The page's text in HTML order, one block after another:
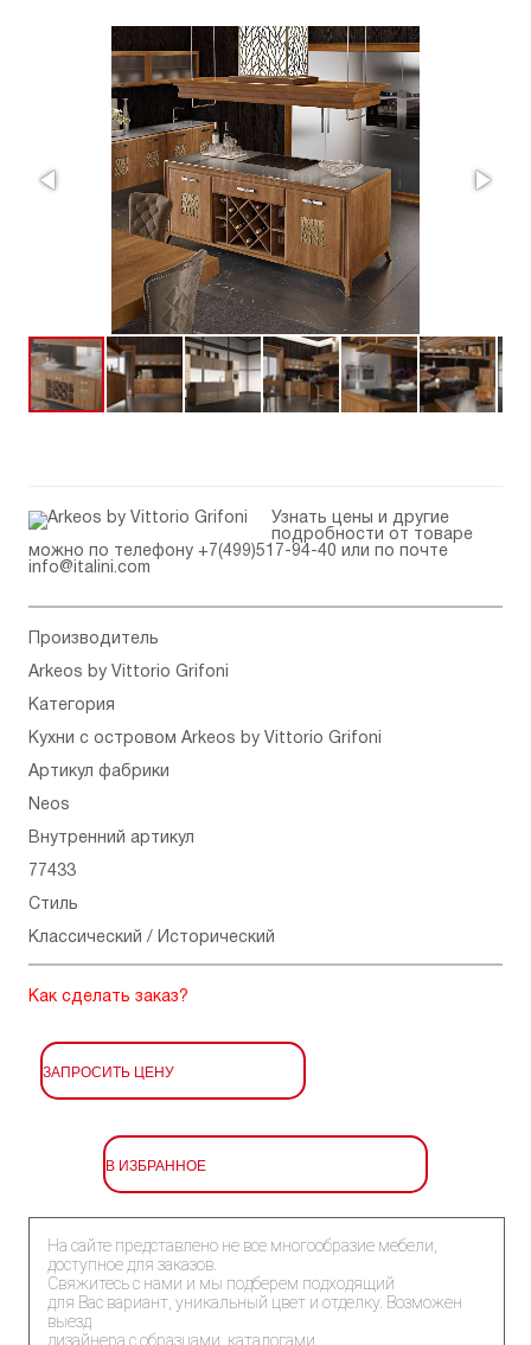
Узнать цены и другие
подробности от товаре
можно по телефону +7(499)517-94-40 или по почте
info@italini.com
Производитель
Arkeos by Vittorio Grifoni
Категория
Кухни с островом Arkeos by Vittorio Grifoni
Артикул фабрики
Neos
Внутренний артикул
77433
Стиль
Классический / Исторический
Как сделать заказ?
ЗАПРОСИТЬ ЦЕНУ
В ИЗБРАННОЕ
На сайте представлено не все многообразие мебели,
доступное для заказов.
Свяжитесь с нами и мы подберем подходящий
для Вас вариант, уникальный цвет и отделку. Возможен
выезд
дизайнера с образцами, каталогами